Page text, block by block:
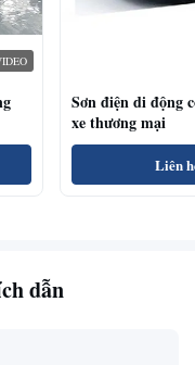
Sơn điện di động
xe thương mại
Liên
dẫn